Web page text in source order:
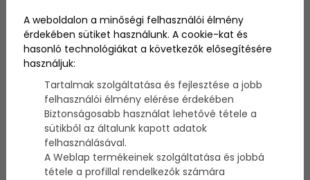
mindenki szülő akar lenni!
:)
Szerző:admin
2014. április 16.
Irtó cuki videó jelent meg a Daily Mailen, ami már
be is járta a fél világot. A videó babákról szól, akik
rettenetesen örülnek, hogy apukájuk hazaérkezik.
Ha valakinek tehát kétségei vannak a
A weboldalon a minőségi felhasználói élmény
érdekében sütiket használunk. A cookie-kat és
hasonló technológiákat a következők elősegítésére
használjuk:
Tartalmak szolgáltatása és fejlesztése a jobb
felhasználói élmény elérése érdekében
Biztonságosabb használat lehetővé tétele a
sütikből az általunk kapott adatok
felhasználásával.
A Weblap termékeinek szolgáltatása és jobbá
tétele a profillal rendelkezők számára